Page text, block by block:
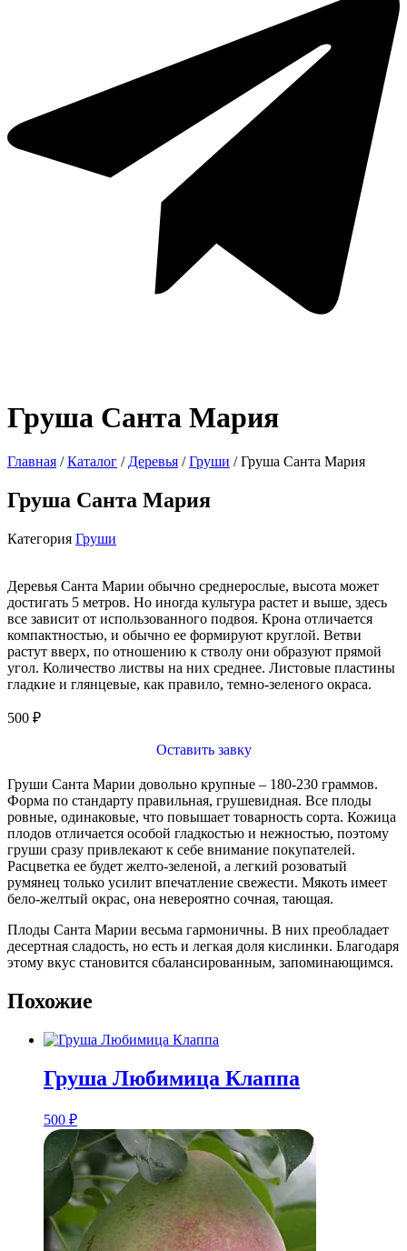
Груша Санта Мария
Главная /Каталог / Деревья /Груши / Груша Санта Мария
Груша Санта Мария
Категория Груши
Деревья Санта Марии обычно среднерослые, высота может
достигать 5 метров. Но иногда культура растет и выше, здесь
все зависит от использованного подвоя. Крона отличается
компактностью, и обычно ее формируют круглой. Ветви
растут вверх, по отношению к стволу они образуют прямой
угол. Количество листвы на них среднее. Листовые пластины
гладкие и глянцевые, как правило, темно-зеленого окраса.
500 ₽
Оставить завку
Груши Санта Марии довольно крупные – 180-230 граммов.
Форма по стандарту правильная, грушевидная. Все плоды
ровные, одинаковые, что повышает товарность сорта. Кожица
плодов отличается особой гладкостью и нежностью, поэтому
груши сразу привлекают к себе внимание покупателей.
Расцветка ее будет желто-зеленой, а легкий розоватый
румянец только усилит впечатление свежести. Мякоть имеет
бело-желтый окрас, она невероятно сочная, тающая.
Плоды Санта Марии весьма гармоничны. В них преобладает
десертная сладость, но есть и легкая доля кислинки. Благодаря
этому вкус становится сбалансированным, запоминающимся.
Похожие
Груша Любимица Клаппа
500 ₽